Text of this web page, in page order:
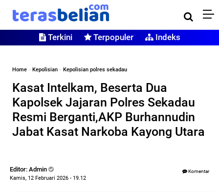
Terkini Terpopuler Indeks
Home » Kepolisian » Kepolisian polres sekadau
Kasat Intelkam, Beserta Dua
Kapolsek Jajaran Polres Sekadau
Resmi Berganti,AKP Burhannudin
Jabat Kasat Narkoba Kayong Utara
Editor: Admin
Kamis, 12 Februari 2026 - 19.12
Komentar